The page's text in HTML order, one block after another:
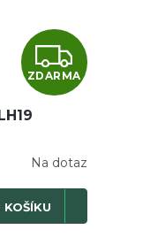
Z
D
R
M
ZDARMA
Na dotaz
KOŠÍKU